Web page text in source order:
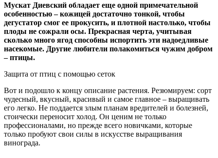
Мускат Диевский обладает еще одной примечательной
особенностью – кожицей достаточно тонкой, чтобы
дегустатор смог ее прокусить, и плотной настолько, чтобы
плоды не сожрали осы. Прекрасная черта, учитывая
сколько много ягод способны испортить эти надоедливые
насекомые. Другие любители полакомиться чужим добром
– птицы.
Защита от птиц с помощью сеток
Вот и подошло к концу описание растения. Резюмируем: сорт
чудесный, вкусный, красивый и самое главное – выращивать
его легко. Не поддается злым планам вредителей и болезней,
стоически переносит холод. Он ценим не только
профессионалами, но прежде всего новичками, которые
только пробуют свои силы в искусстве выращивания
винограда.